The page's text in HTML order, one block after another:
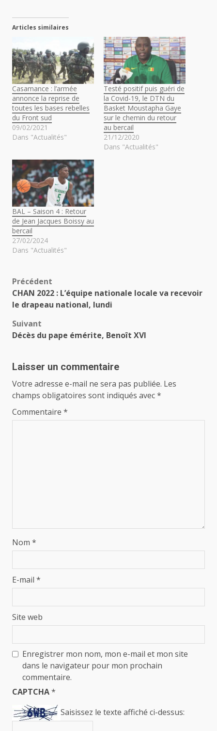
Articles similaires
Casamance : l’armée
annonce la reprise de
toutes les bases rebelles
du Front sud
09/02/2021
Dans "Actualités"
Testé positif puis guéri de
la Covid-19, le DTN du
Basket Moustapha Gaye
sur le chemin du retour
au bercail
21/12/2020
Dans "Actualités"
BAL – Saison 4 : Retour
de Jean Jacques Boissy au
bercail
27/02/2024
Dans "Actualités"
Navigation
d’article
Précédent
CHAN 2022 : L’équipe nationale locale va recevoir
le drapeau national, lundi
Suivant
Décès du pape émérite, Benoît XVI
Laisser un commentaire
Votre adresse e-mail ne sera pas publiée. Les
champs obligatoires sont indiqués avec*
Commentaire *
Nom *
E-mail *
Site web
Enregistrer mon nom, mon e-mail et mon site
dans le navigateur pour mon prochain
commentaire.
CAPTCHA*
Saisissez le texte affiché ci-dessus: